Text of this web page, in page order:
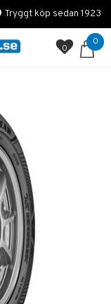
Tryggt köp sedan 1923
0
0